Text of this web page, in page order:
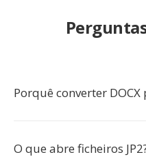
Porquê converter DOCX
O que abre ficheiros